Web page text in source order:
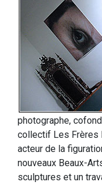
photographe,
collectif Les Frères
acteur de la
nouveaux Beaux-
sculptures et un